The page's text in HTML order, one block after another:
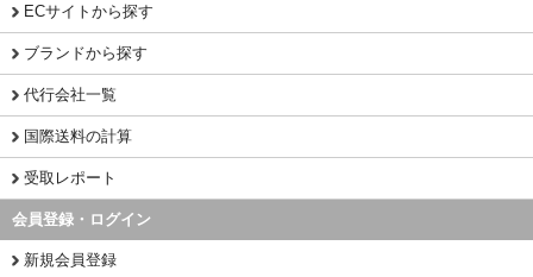
ECサイトから探す
ブランドから探す
代行会社一覧
国際送料の計算
受取レポート
会員登録・ログイン
新規会員登録